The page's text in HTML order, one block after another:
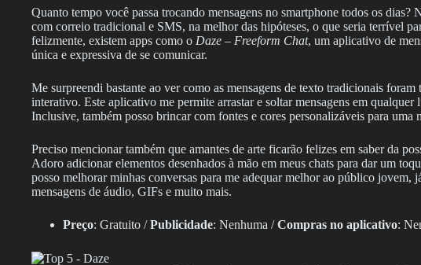
Quanto tempo você passa trocando mensagens no smartphone todos os dias?
com correio tradicional e SMS, na melhor das hipóteses, o que seria terrível
felizmente, existem apps como o Daze – Freeform Chat, um aplicativo de
única e expressiva de se comunicar.
Me surpreendi bastante ao ver como as mensagens de texto tradicionais
interativo. Este aplicativo me permite arrastar e soltar mensagens em qualquer
Inclusive, também posso brincar com fontes e cores personalizáveis para uma
Preciso mencionar também que amantes de arte ficarão felizes em saber da
Adoro adicionar elementos desenhados à mão em meus chats para dar um
posso melhorar minhas conversas para me adequar melhor ao público jovem,
mensagens de áudio, GIFs e muito mais.
Preço: Gratuito /Publicidade: Nenhuma /Compras no aplicativo: